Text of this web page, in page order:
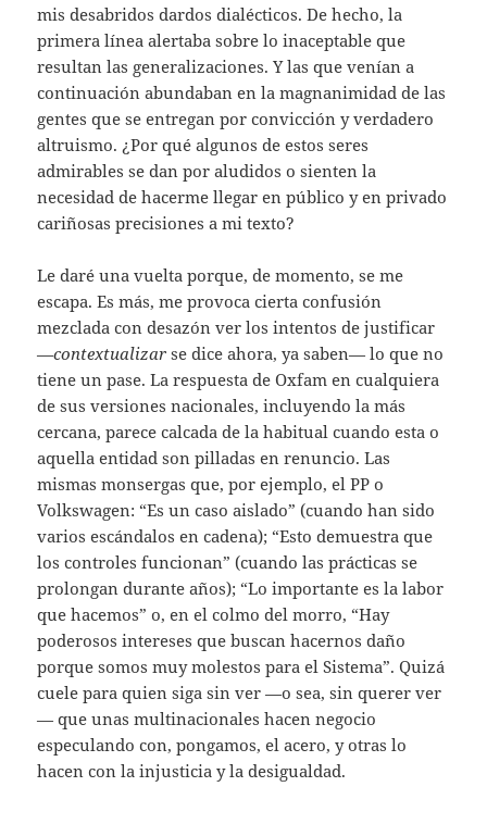
mis desabridos dardos dialécticos. De hecho, la
primera línea alertaba sobre lo inaceptable que
resultan las generalizaciones. Y las que venían a
continuación abundaban en la magnanimidad de las
gentes que se entregan por convicción y verdadero
altruismo. ¿Por qué algunos de estos seres
admirables se dan por aludidos o sienten la
necesidad de hacerme llegar en público y en privado
cariñosas precisiones a mi texto?
Le daré una vuelta porque, de momento, se me
escapa. Es más, me provoca cierta confusión
mezclada con desazón ver los intentos de justificar
—contextualizar se dice ahora, ya saben— lo que no
tiene un pase. La respuesta de Oxfam en cualquiera
de sus versiones nacionales, incluyendo la más
cercana, parece calcada de la habitual cuando esta o
aquella entidad son pilladas en renuncio. Las
mismas monsergas que, por ejemplo, el PP o
Volkswagen: “Es un caso aislado” (cuando han sido
varios escándalos en cadena); “Esto demuestra que
los controles funcionan” (cuando las prácticas se
prolongan durante años); “Lo importante es la labor
que hacemos” o, en el colmo del morro, “Hay
poderosos intereses que buscan hacernos daño
porque somos muy molestos para el Sistema”. Quizá
cuele para quien siga sin ver —o sea, sin querer ver
— que unas multinacionales hacen negocio
especulando con, pongamos, el acero, y otras lo
hacen con la injusticia y la desigualdad.